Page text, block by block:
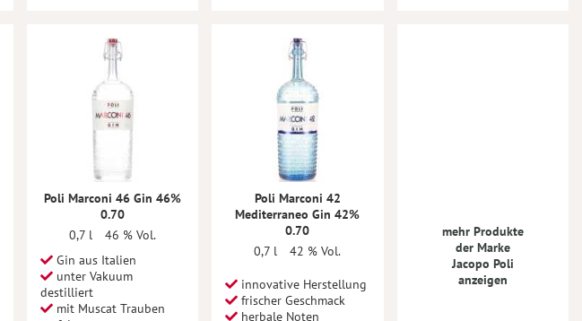
Poli Marconi 46 Gin 46%
0.70
0,7 l
46 % Vol.
Gin aus Italien
unter Vakuum
destilliert
mit Muscat Trauben
Poli Marconi 42
Mediterraneo Gin 42%
0.70
0,7 l
42 % Vol.
innovative Herstellung
frischer Geschmack
herbale Noten
mehr Produkte
der Marke
Jacopo Poli
anzeigen